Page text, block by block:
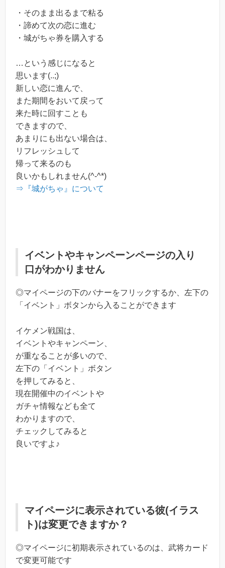
・そのまま出るまで粘る
・諦めて次の恋に進む
・城がちゃ券を購入する
…という感じになると
思います(..;)
新しい恋に進んで、
また期間をおいて戻って
来た時に回すことも
できますので、
あまりにも出ない場合は、
リフレッシュして
帰って来るのも
良いかもしれません(^-^*)
⇒『城がちゃ』について
イベントやキャンペーンページの入り
口がわかりません
◎マイページの下のバナーをフリックするか、左下の
「イベント」ボタンから入ることができます
イケメン戦国は、
イベントやキャンペーン、
が重なることが多いので、
左下の「イベント」ボタン
を押してみると、
現在開催中のイベントや
ガチャ情報なども全て
わかりますので、
チェックしてみると
良いですよ♪
マイページに表示されている彼(イラス
ト)は変更できますか？
◎マイページに初期表示されているのは、武将カード
で変更可能です